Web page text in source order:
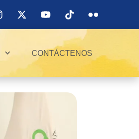
CONTÁCTENOS